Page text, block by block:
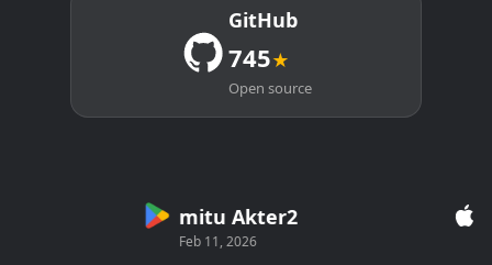
GitHub
745★
Open source
mitu Akter2
Feb 11, 2026